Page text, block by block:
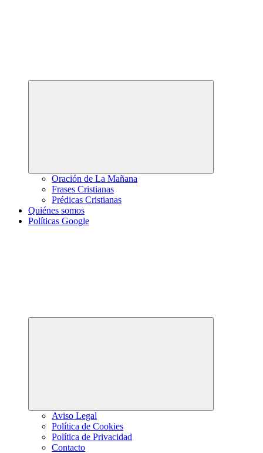
Oración de La Mañana
Frases Cristianas
Prédicas Cristianas
Quiénes somos
Políticas Google
Aviso Legal
Política de Cookies
Política de Privacidad
Contacto